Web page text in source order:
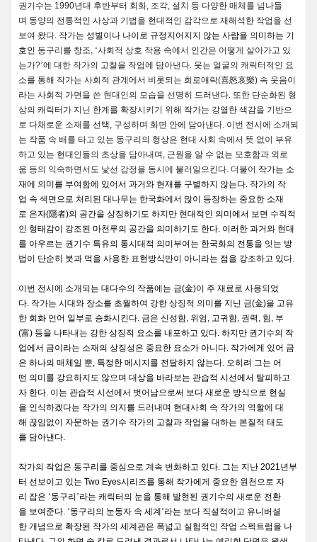
권기수는 1990년대 후반부터 회화, 조각, 설치 등 다양한 매체를 넘나들
며 동양의 전통적인 사상과 기법을 현대적인 감각으로 재해석한 작업을 선
보여 왔다. 작가는 성별이나 나이로 규정지어지지 않는 사람을 의미하는 기
호인 동구리를 창조, ‘사회적 상호 작용 속에서 인간은 어떻게 살아가고 있
는가?’에 대한 작가의 고찰을 작업에 담아낸다. 웃는 얼굴의 캐릭터적인 요
소를 통해 작가는 사회적 관계에서 비롯되는 희로애락(喜怒哀樂) 속 웃음이
라는 사회적 가면을 쓴 현대인의 모습을 선명히 드러낸다. 또한 단순화된 형
상의 캐릭터가 지닌 한계를 확장시키기 위해 작가는 강열한 색감을 기반으
로 다채로운 소재를 선택, 구성하며 화면 안에 담아낸다. 이번 전시에 소개되
는 작품 속 배를 타고 있는 동구리의 형상은 현대 사회 속에서 뜻 없이
부유
하고 있는 현대인들의 초상을 담아내며 , 근원을 알 수 없는 모호함과 외로
움 등의 익숙하면서도 낯선 감정을 동시에 불러일으킨다. 더불어 작가는 소
재에 의미를 부여함에 있어서 과거와 현재를 구별하지 않는다. 작가의 작
업 속 색면으로 처리된 대나무는 한국화에서 많이 등장하는 중요한 소재
로 은자(隱者)의 공간을 상징하기도 하지만 현대적인 의미에서 보면 수직적
인 형태감이 강조된 마천루의 공간을 의미하기도 한다. 이러한 과거와 현대
를 아우르는 권기수 특유의 통시대적 의미부여는 한국화의 전통을 잇는 방
법이
단순히 붓과 먹을 사용한 표현방식만이 아니라는 점을 강조하고 있다.
이번 전시에 소개되는 대다수의 작품에는 금(金)이 주 재료로 사용되었
다. 작가는 시대와 장소를 초월하여 강한 상징적 의미를 지닌 금(金)을 고유
한 회화 언어 일부로 승화시킨다. 금은 신성함, 위엄 , 고귀함, 권력 , 힘 , 부
(富) 등을 나타내는 강한 상징적 요소를 내포하고 있다. 하지만 권기수의 작
업에서 금이라는 소재의 상징성은 중요한 요소가 아니다. 작가에게 있어 금
은 하나의 매체일 뿐, 특정한 메시지를 전달하지 않는다. 오히려 그는 어
떤 의미를 강요하지도 않으며 대상을 바라보는 관습적 시선에서 탈피하고
자 한다. 이는 관습적 시선에서 벗어남으로써 보다 새로운 방식으로 현실
을 인식하겠다는 작가의 의지를 드러내며 현대사회 속 작가의 역할에 대
해 끊임없이 자문하는 권기수 작가의 고찰과 작업을 대하는 본질적 태도
를 담아낸다.
작가의 작업은 동구리를 중심으로 계속 변화하고 있다. 그는 지난 2021년부
터 선보이고 있는 Two Eyes시리즈를 통해 작가에게 중요한 원천으로 자
리 잡은 ‘동구리’라는 캐릭터의 눈을 통해 발현된 권기수의 새로운 전환
을 보여준다. ‘동구리의 눈동자 속 세계’라는 보다 직설적이고 유니버셜
한 개념으로 확장된 작가의 세계관은 폭넓고 실험적인 작업 스펙트럼을 나